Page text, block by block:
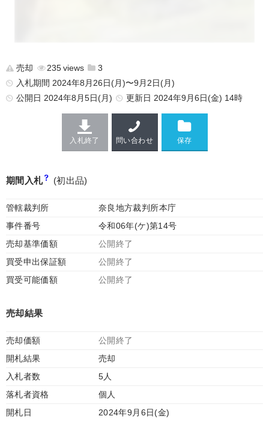
売却 235
3
入札期間 2024年8月26日(月)〜9月2日(月)
公開日 2024年8月5日(月) 更新日 2024年9月6日(金) 14時
入札終了 問い合わせ
期間入札 (初出品)
管轄裁判所
奈良地方裁判所本庁
事件番号
令和06年(ケ)第14号
売却基準価額
公開終了
買受申出保証額
公開終了
買受可能価額
公開終了
売却結果
売却価額
公開終了
開札結果
売却
入札者数
5人
落札者資格
個人
開札日
2024年9月6日(金)